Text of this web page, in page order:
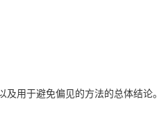
及用于避免偏见的方法的总体结论